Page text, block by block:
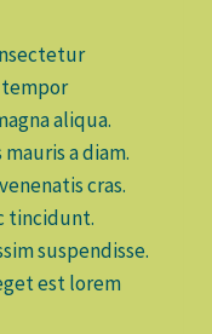
aliqua.
a diam.
cras.
tincidunt.
suspendisse.
est lorem